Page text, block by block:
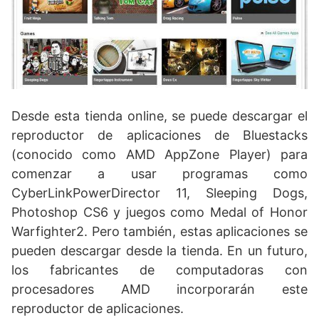
Desde esta tienda online, se puede descargar el
reproductor de aplicaciones de Bluestacks
(conocido como AMD AppZone Player) para
comenzar a usar programas como
CyberLinkPowerDirector 11, Sleeping Dogs,
Photoshop CS6 y juegos como Medal of Honor
Warfighter2. Pero también, estas aplicaciones se
pueden descargar desde la tienda. En un futuro,
los fabricantes de computadoras con
procesadores AMD incorporarán este
reproductor de aplicaciones.